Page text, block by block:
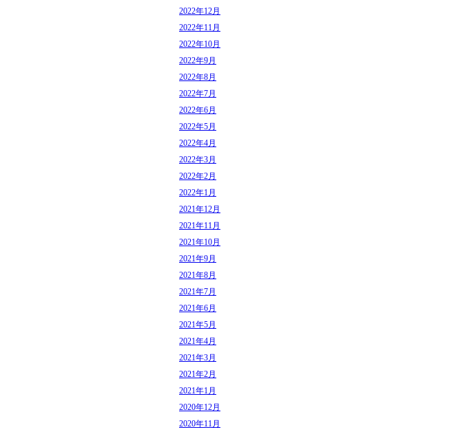
2022年12月
2022年11月
2022年10月
2022年9月
2022年8月
2022年7月
2022年6月
2022年5月
2022年4月
2022年3月
2022年2月
2022年1月
2021年12月
2021年11月
2021年10月
2021年9月
2021年8月
2021年7月
2021年6月
2021年5月
2021年4月
2021年3月
2021年2月
2021年1月
2020年12月
2020年11月